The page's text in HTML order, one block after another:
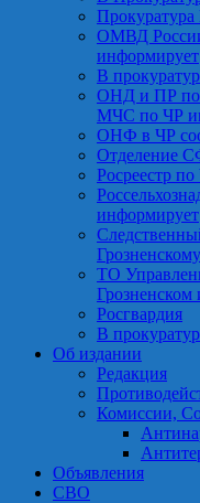
Прокуратура
ОМВД
информирует
В
ОНД и ПР по
МЧС по ЧР
ОНФ в ЧР
Отделение
Росреестр
информирует
ТО
Росгвардия
В
Об издании
Редакция
Комиссии,
Объявления
СВО